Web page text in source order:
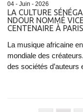
04 - Juin - 2026
LA CULTURE
NDOUR NOMMÉ
CENTENAIRE À PARIS
La musique africaine
mondiale des
des sociétés d’auteurs